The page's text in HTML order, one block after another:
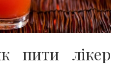
пити лікер